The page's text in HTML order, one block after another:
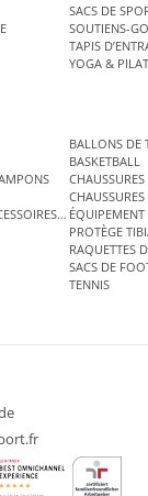
SACS DE
SOUTIENS-
TAPIS
YOGA &
BALLONS DE
BASKETBALL
CHAUSSURES
DE TENNIS
ÉQUIPEMENT
PROTÈGE
RAQUETTES
SACS DE
TENNIS